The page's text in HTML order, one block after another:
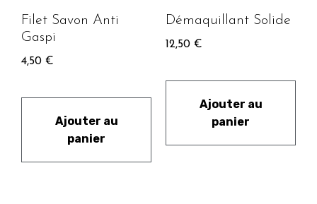
Filet Savon Anti
Gaspi
4,50 €
Ajouter au
panier
Démaquillant Solide
12,50 €
Ajouter au
panier